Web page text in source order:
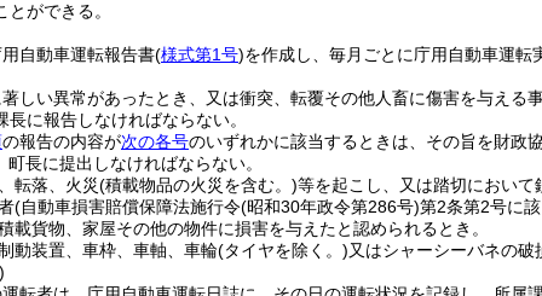
ができる。
自動車運転報告書(様式第1号)を作成し、毎月ごとに庁用自動車運転
しい異常があったとき、又は衝突、転覆その他人畜に傷害を与え
に報告しなければならない。
の報告の内容が次の各号のいずれかに該当するときは、その旨を財政
長に提出しなければならない。
転落、火災(積載物品の火災を含む。)等を起こし、又は踏切におい
(自動車損害賠償保障法施行令(昭和30年政令第286号)第2条第2号に
載貨物、家屋その他の物件に損害を与えたと認められるとき。
動装置、車枠、車軸、車輪(タイヤを除く。)又はシャーシーバネの